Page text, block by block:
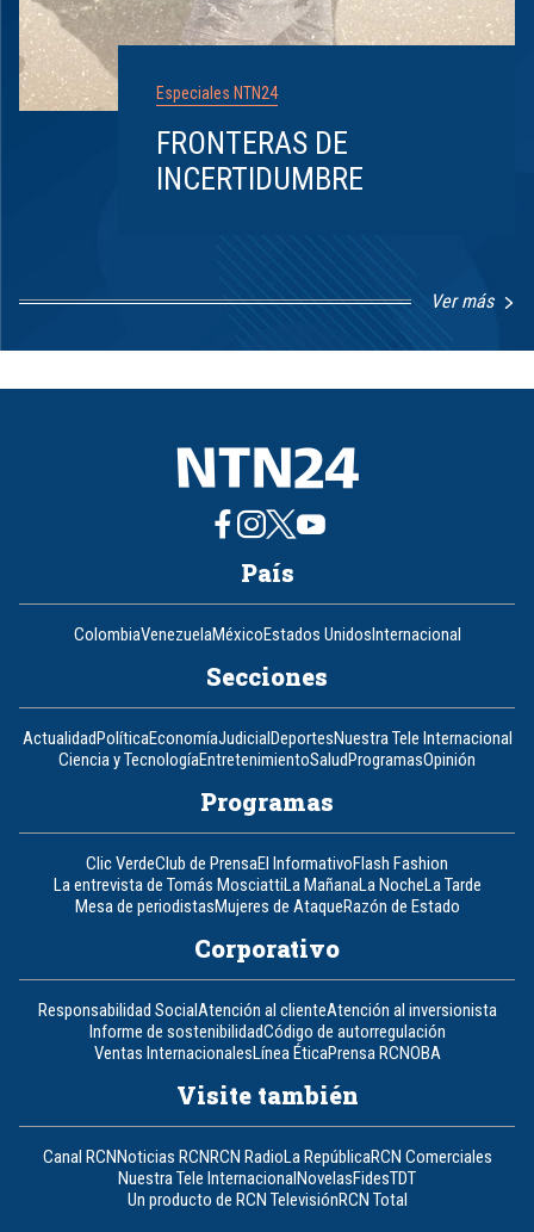
Especiales NTN24
FRONTERAS DE
INCERTIDUMBRE
Ver más
1
8
País
ColombiaVenezuelaMéxicoEstados UnidosInternacional
Secciones
ActualidadPolíticaEconomíaJudicialDeportesNuestra Tele Internacional
Ciencia y TecnologíaEntretenimientoSaludProgramasOpinión
Programas
Clic VerdeClub de PrensaEl InformativoFlash Fashion
La entrevista de Tomás MosciattiLa MañanaLa NocheLa Tarde
Mesa de periodistasMujeres de AtaqueRazón de Estado
Corporativo
Responsabilidad SocialAtención al clienteAtención al inversionista
Informe de sostenibilidadCódigo de autorregulación
Ventas InternacionalesLínea ÉticaPrensa RCNOBA
Visite también
Canal RCNNoticias RCNRCN RadioLa RepúblicaRCN Comerciales
Nuestra Tele InternacionalNovelasFidesTDT
Un producto de RCN TelevisiónRCN Total